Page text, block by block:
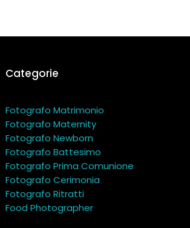
Categorie
Fotografo Matrimonio
Fotografo Maternity
Fotografo Newborn
Fotografo Battesimo
Fotografo Prima Comunione
Fotografo Cerimonia
Fotografo Ritratti
Food Photographer